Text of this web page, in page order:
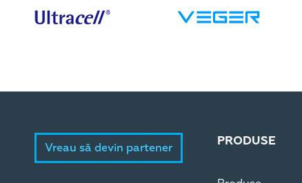
Vreau să devin partener PRODUSE